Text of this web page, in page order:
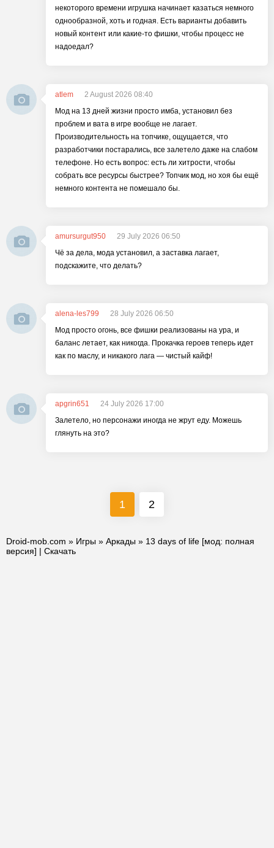
некоторого времени игрушка начинает казаться немного
однообразной, хоть и годная. Есть варианты добавить
новый контент или какие-то фишки, чтобы процесс не
надоедал?
atlem
2 August 2026 08:40
Мод на 13 дней жизни просто имба, установил без
проблем и вата в игре вообще не лагает.
Производительность на топчике, ощущается, что
разработчики постарались, все залетело даже на слабом
телефоне. Но есть вопрос: есть ли хитрости, чтобы
собрать все ресурсы быстрее? Топчик мод, но хоя бы ещё
немного контента не помешало бы.
amursurgut950
29 July 2026 06:50
Чё за дела, мода установил, а заставка лагает,
подскажите, что делать?
alena-les799
28 July 2026 06:50
Мод просто огонь, все фишки реализованы на ура, и
баланс летает, как никогда. Прокачка героев теперь идет
как по маслу, и никакого лага — чистый кайф!
apgrin651
24 July 2026 17:00
Залетело, но персонажи иногда не жрут еду. Можешь
глянуть на это?
1 2
Droid-mob.com » Игры » Аркады » 13 days of life [мод: полная
версия] | Скачать